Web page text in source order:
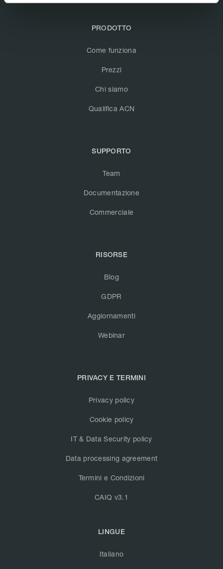
PRODOTTO
Come funziona
Prezzi
Chi siamo
Qualifica ACN
SUPPORTO
Team
Documentazione
Commerciale
RISORSE
Blog
GDPR
Aggiornamenti
Webinar
PRIVACY E TERMINI
Privacy policy
Cookie policy
IT & Data Security policy
Data processing agreement
Termini e Condizioni
CAIQ v3.1
LINGUE
Italiano